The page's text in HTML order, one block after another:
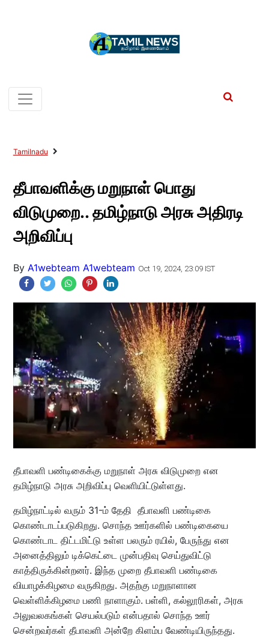
Tamilnadu
தீபாவளிக்கு மறுநாள் பொது
விடுமுறை.. தமிழ்நாடு அரசு அதிரடி
அறிவிப்பு
By A1webteam A1webteam Oct 19, 2024, 23:09 IST
தீபாவளி பண்டிகைக்கு மறுநாள் அரசு விடுமுறை என
தமிழ்நாடு அரசு அறிவிப்பு வெளியிட்டுள்ளது.
தமிழ்நாட்டில் வரும் 31-ம் தேதி தீபாவளி பண்டிகை
கொண்டாடப்படுகிறது. சொந்த ஊர்களில் பண்டிகையை
கொண்டாட திட்டமிட்டு உள்ள பலரும் ரயில், பேருந்து என
அனைத்திலும் டிக்கெட்டை முன்பதிவு செய்துவிட்டு
காத்திருக்கின்றனர். இந்த முறை தீபாவளி பண்டிகை
வியாழக்கிழமை வருகிறது. அதற்கு மறுநாளான
வெள்ளிக்கிழமை பணி நாளாகும். பள்ளி, கல்லூரிகள், அரசு
அலுவலகங்கள் செயல்படும் என்பதால் சொந்த ஊர்
சென்றவர்கள் தீபாவளி அன்றே கிளம்ப வேண்டியிருந்தது.